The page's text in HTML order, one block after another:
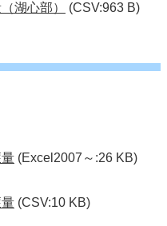
湖心部） (CSV:963 B)
(Excel2007～:26 KB)
(CSV:10 KB)